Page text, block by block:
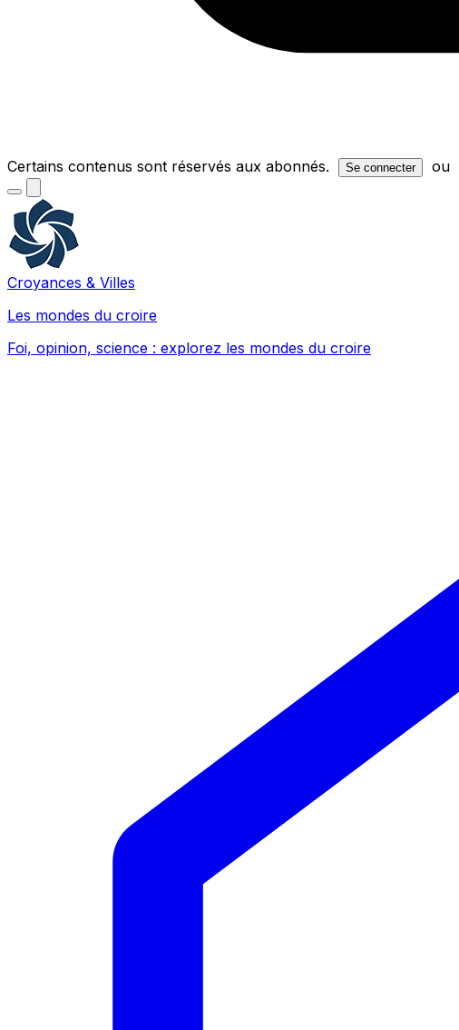
Certains contenus sont réservés aux abonnés. Se connecter ou
Croyances & Villes
Les mondes du croire
Foi, opinion, science : explorez les mondes du croire